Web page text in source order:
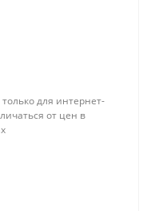
для интернет-
от цен в